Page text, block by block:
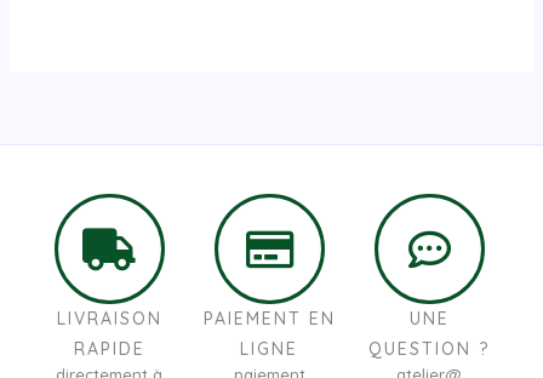
LIVRAISON
RAPIDE
PAIEMENT EN
LIGNE
UNE
QUESTION ?